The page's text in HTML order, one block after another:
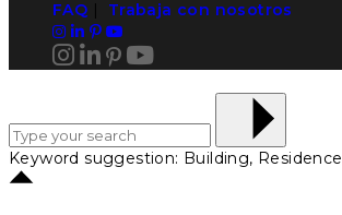
FAQ
Trabaja con nosotros
Keyword suggestion: Building, Residence